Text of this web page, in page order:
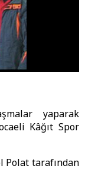
yaparak
Kâğıt Spor
Polat tarafından